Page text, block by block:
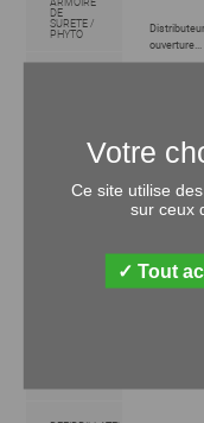
DE
SURETE /
PHYTO
ABSORBANT
FEUILLE /
ouverture...
Ce site utilise
sur ceux
Tout